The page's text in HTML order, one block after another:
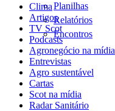
Planilhas
Relatórios
Encontros
Clima
Artigos
TV Scot
Podcasts
Agronegócio na mídia
Entrevistas
Agro sustentável
Cartas
Scot na mídia
Radar Sanitário